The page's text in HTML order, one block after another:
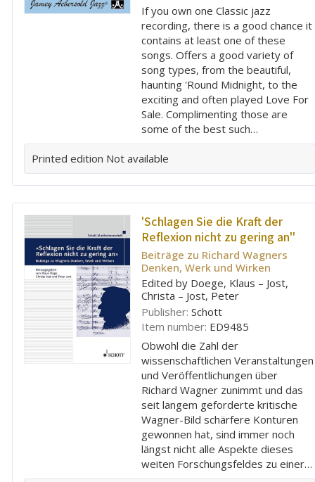
If you own one Classic jazz
recording, there is a good chance it
contains at least one of these
songs. Offers a good variety of
song types, from the beautiful,
haunting 'Round Midnight, to the
exciting and often played Love For
Sale. Complimenting those are
some of the best such…
Printed edition Not available
'Schlagen Sie die Kraft der
Reflexion nicht zu gering an''
Beiträge zu Richard Wagners
Denken, Werk und Wirken
Edited by Doege, Klaus – Jost,
Christa – Jost, Peter
Publisher: Schott
Item number: ED9485
Obwohl die Zahl der
wissenschaftlichen Veranstaltungen
und Veröffentlichungen über
Richard Wagner zunimmt und das
seit langem geforderte kritische
Wagner-Bild schärfere Konturen
gewonnen hat, sind immer noch
längst nicht alle Aspekte dieses
weiten Forschungsfeldes zu einer…